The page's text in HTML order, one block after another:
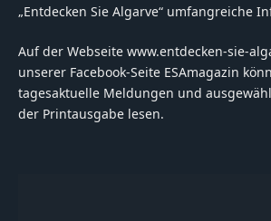
„Entdecken Sie Algarve“ umfangreiche
Auf der Webseite www.entdecken-sie-
unserer Facebook-Seite ESAmagazin
tagesaktuelle Meldungen und
der Printausgabe lesen.